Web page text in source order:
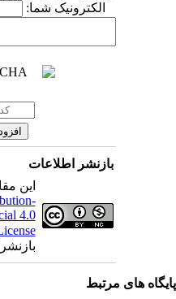
الکترونیک شما:
بازنشر اطلاعات
این
4.0
License
های مرتبط